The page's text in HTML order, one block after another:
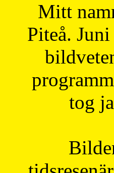
Mitt
Piteå.
tog